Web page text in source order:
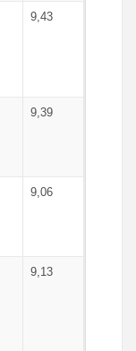
9,43
9,39
9,06
9,13